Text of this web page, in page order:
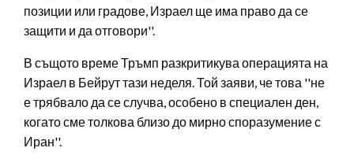
позиции или градове, Израел ще има право да се
защити и да отговори''.
В същото време Тръмп разкритикува операцията на
Израел в Бейрут тази неделя. Той заяви, че това ''не
е трябвало да се случва, особено в специален ден,
когато сме толкова близо до мирно споразумение с
Иран''.